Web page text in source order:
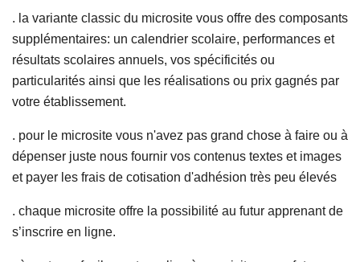
. la variante classic du microsite vous offre des composants
supplémentaires: un calendrier scolaire, performances et
résultats scolaires annuels, vos spécificités ou
particularités ainsi que les réalisations ou prix gagnés par
votre établissement.
. pour le microsite vous n'avez pas grand chose à faire ou à
dépenser juste nous fournir vos contenus textes et images
et payer les frais de cotisation d'adhésion très peu élevés
. chaque microsite offre la possibilité au futur apprenant de
s’inscrire en ligne.